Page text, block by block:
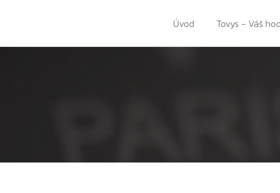
Úvod Tovys - Váš